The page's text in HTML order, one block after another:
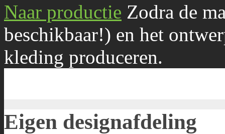
Naar productie Zodra de
beschikbaar!) en het
kleding produceren.
Eigen designafdeling